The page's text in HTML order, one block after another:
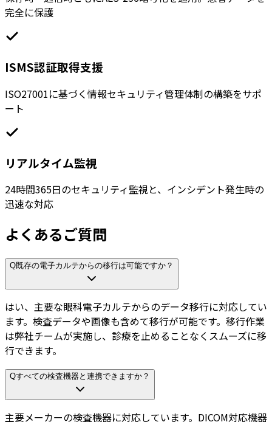
完全に保護
ISMS認証取得支援
ISO27001に基づく情報セキュリティ管理体制の構築をサポ
ート
リアルタイム監視
24時間365日のセキュリティ監視と、インシデント発生時の
迅速な対応
よくあるご質問
Q既存の電子カルテからの移行は可能ですか？
はい、主要な眼科電子カルテからのデータ移行に対応してい
ます。検査データや画像も含めて移行が可能です。移行作業
は弊社チームが実施し、診療を止めることなくスムーズに移
行できます。
Qすべての検査機器と連携できますか？
主要メーカーの検査機器に対応しています。DICOM対応機器